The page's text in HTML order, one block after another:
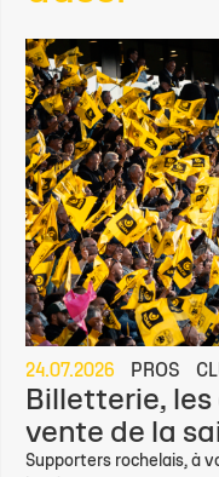
24.07.2026 PROS
Billetterie, les
vente de la
Supporters rochelais, à